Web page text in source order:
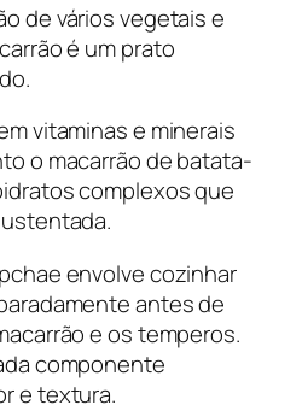
de vários vegetais e
é um prato
vitaminas e minerais
o macarrão de batata-
complexos que
envolve cozinhar
antes de
e os temperos.
componente
e textura.